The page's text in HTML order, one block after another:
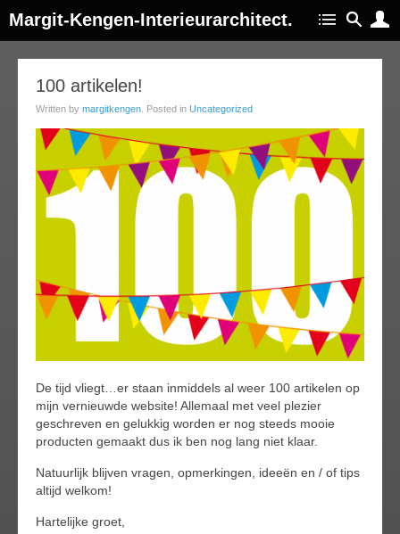
Margit-Kengen-Interieurarchitect.
100 artikelen!
Written by margitkengen . Posted in Uncategorized
De tijd vliegt…er staan inmiddels al weer 100 artikelen op
mijn vernieuwde website! Allemaal met veel plezier
geschreven en gelukkig worden er nog steeds mooie
producten gemaakt dus ik ben nog lang niet klaar.
Natuurlijk blijven vragen, opmerkingen, ideeën en / of tips
altijd welkom!
Hartelijke groet,